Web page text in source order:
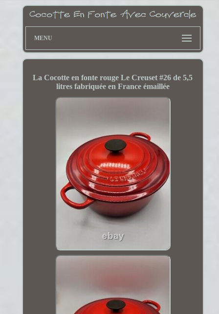
MENU
La Cocotte en fonte rouge Le Creuset #26 de 5,5
litres fabriquée en France émaillée